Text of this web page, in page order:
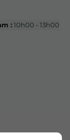
:10h00 - 13h00